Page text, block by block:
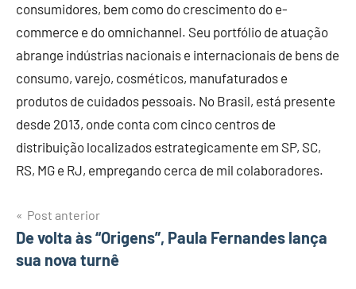
consumidores, bem como do crescimento do e-
commerce e do omnichannel. Seu portfólio de atuação
abrange indústrias nacionais e internacionais de bens de
consumo, varejo, cosméticos, manufaturados e
produtos de cuidados pessoais. No Brasil, está presente
desde 2013, onde conta com cinco centros de
distribuição localizados estrategicamente em SP, SC,
RS, MG e RJ, empregando cerca de mil colaboradores.
Navegação
de
Post anterior
De volta às “Origens”, Paula Fernandes lança
sua nova turnê